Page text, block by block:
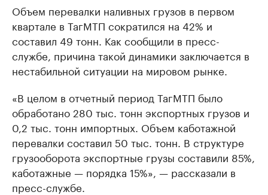
Объем перевалки наливных грузов в первом
квартале в ТагМТП сократился на 42% и
составил 49 тонн. Как сообщили в пресс-
службе, причина такой динамики заключается в
нестабильной ситуации на мировом рынке.
«В целом в отчетный период ТагМТП было
обработано 280 тыс. тонн экспортных грузов и
0,2 тыс. тонн импортных. Объем каботажной
перевалки составил 50 тыс. тонн. В структуре
грузооборота экспортные грузы составили 85%,
каботажные — порядка 15%», — рассказали в
пресс-службе.